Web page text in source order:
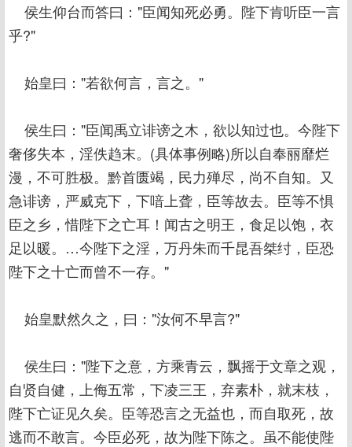
侯生仰台而答曰："臣闻知死必勇。陛下肯听臣一言
乎?"
始皇曰："若欲何言，言之。"
侯生曰："臣闻禹立诽谤之木，欲以知过也。今陛下
奢侈失本，淫佚趋末。(具体事例略)所以自奉丽靡烂
漫，不可胜极。黔首匮竭，民力殚尽，尚不自知。又
急诽谤，严威克下，下喑上聋，臣等故去。臣等不惧
臣之乡，惜陛下之亡耳！闻古之明王，食足以饱，衣
足以暖。…今陛下之淫，万丹朱而千昆吾桀纣，臣恐
陛下之十亡而曾不一存。"
始皇默然久之，曰："汝何不早言?"
侯生曰："陛下之意，方乘青云，飘摇于文章之观，
自贤自健，上侮五常，下凌三王，弃素朴，就末枝，
陛下亡证见久矣。臣等恐言之无益也，而自取死，故
逃而不敢言。今臣必死，故为陛下陈之。虽不能使陛